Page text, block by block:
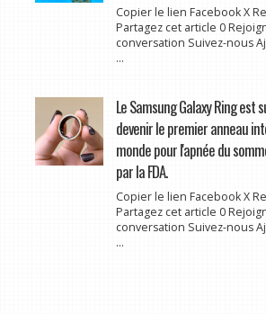
Copier le lien Facebook X
Partagez cet article 0
conversation Suivez-nous
...
Le Samsung Galaxy Ring est
devenir le premier anneau
monde pour l'apnée du
par la FDA.
Copier le lien Facebook X
Partagez cet article 0
conversation Suivez-nous
...